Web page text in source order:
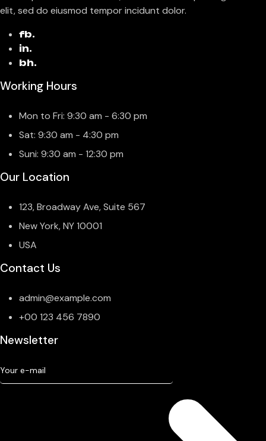
elit, sed do eiusmod tempor incidunt dolor.
fb.
in.
bh.
Working Hours
Mon to Fri: 9:30 am - 6:30 pm
Sat: 9:30 am - 4:30 pm
Suni: 9:30 am - 12:30 pm
Our Location
123, Broadway Ave, Suite 567
New York, NY 10001
USA
Contact Us
admin@example.com
+00 123 456 7890
Newsletter